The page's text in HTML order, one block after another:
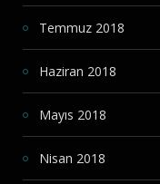
Temmuz 2018
Haziran 2018
Mayıs 2018
Nisan 2018